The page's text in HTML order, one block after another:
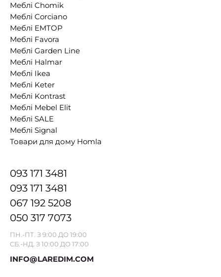
Меблі Chomik
Меблі Corciano
Меблі EMTOP
Меблі Favora
Меблі Garden Line
Меблі Halmar
Меблі Ikea
Меблі Keter
Меблі Kontrast
Меблі Mebel Elit
Меблі SALE
Меблі Signal
Товари для дому Homla
093 171 3481
093 171 3481
067 192 5208
050 317 7073
ПН.-ПТ. З 9:00 ДО 19:00
СБ.-НД. З 10:00 ДО 17:00
INFO@LAREDIM.COM